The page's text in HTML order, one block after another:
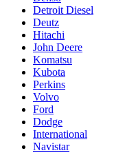
Detroit Diesel
Deutz
Hitachi
John Deere
Komatsu
Kubota
Perkins
Volvo
Ford
Dodge
International
Navistar